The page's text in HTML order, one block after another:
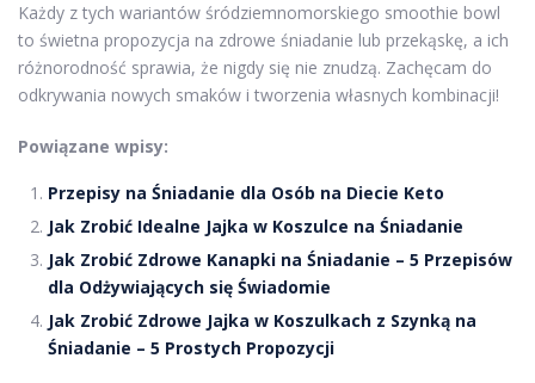
Każdy z tych wariantów śródziemnomorskiego smoothie bowl
to świetna propozycja na zdrowe śniadanie lub przekąskę, a ich
różnorodność sprawia, że nigdy się nie znudzą. Zachęcam do
odkrywania nowych smaków i tworzenia własnych kombinacji!
Powiązane wpisy:
Przepisy na Śniadanie dla Osób na Diecie Keto
Jak Zrobić Idealne Jajka w Koszulce na Śniadanie
Jak Zrobić Zdrowe Kanapki na Śniadanie – 5 Przepisów
dla Odżywiających się Świadomie
Jak Zrobić Zdrowe Jajka w Koszulkach z Szynką na
Śniadanie – 5 Prostych Propozycji